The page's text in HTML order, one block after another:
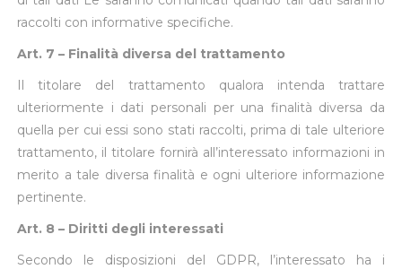
raccolti con informative specifiche.
Art. 7 – Finalità diversa del trattamento
Il titolare del trattamento qualora intenda trattare
ulteriormente i dati personali per una finalità diversa da
quella per cui essi sono stati raccolti, prima di tale ulteriore
trattamento, il titolare fornirà all’interessato informazioni in
merito a tale diversa finalità e ogni ulteriore informazione
pertinente.
Art. 8 – Diritti degli interessati
Secondo le disposizioni del GDPR, l’interessato ha i